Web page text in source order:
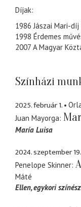
Díjak:
1986 Jászai Mari-díj
1998 Érdemes
2007 A Magyar
Színházi
2025. február 1.
Juan Mayorga
María Luisa
2024. szeptember 19.
Penelope Skinner
Máté
Ellen egykori